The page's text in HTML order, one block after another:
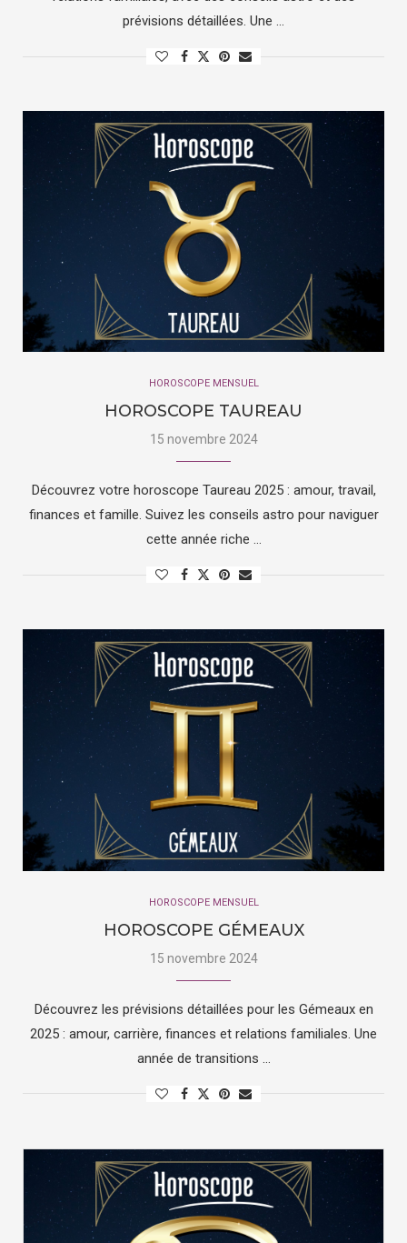
prévisions détaillées. Une …
HOROSCOPE MENSUEL
HOROSCOPE TAUREAU
15 novembre 2024
Découvrez votre horoscope Taureau 2025 : amour, travail,
finances et famille. Suivez les conseils astro pour naviguer
cette année riche …
HOROSCOPE MENSUEL
HOROSCOPE GÉMEAUX
15 novembre 2024
Découvrez les prévisions détaillées pour les Gémeaux en
2025 : amour, carrière, finances et relations familiales. Une
année de transitions …